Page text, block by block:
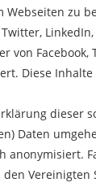
zu
von
Diese
dieser
Daten
anonymisiert.
Vereinigten